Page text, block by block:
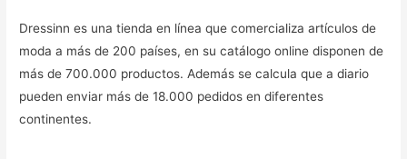
Dressinn es una tienda en línea que comercializa artículos de
moda a más de 200 países, en su catálogo online disponen de
más de 700.000 productos. Además se calcula que a diario
pueden enviar más de 18.000 pedidos en diferentes
continentes.